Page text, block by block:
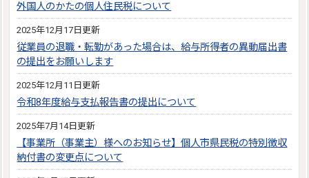
外国人のかたの個人住民税について
2025年12月17日更新
従業員の退職・転勤があった場合は、給与所得者の異動届出書
の提出をお願いします
2025年12月11日更新
令和8年度給与支払報告書の提出について
2025年7月14日更新
【事業所（事業主）様へのお知らせ】個人市県民税の特別徴収
納付書の変更点について